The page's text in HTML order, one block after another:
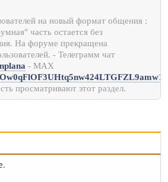
на новый формат общения :
часть остается без
На форуме прекращена
- Телеграмм чат
- МАХ
просматривают этот раздел.